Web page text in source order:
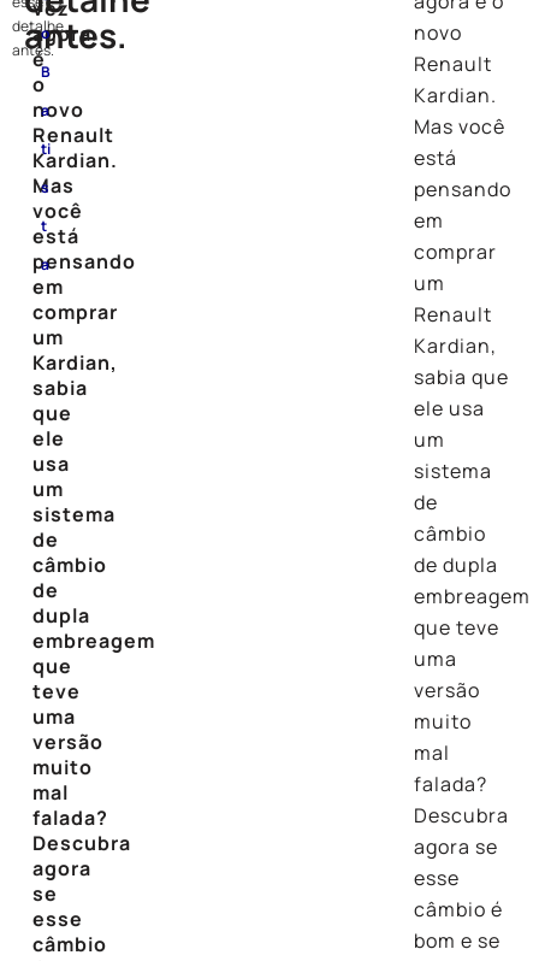
detalhe
antes.
antes.
vez
agora
é
o
novo
Renault
Kardian.
Mas
você
está
pensando
em
comprar
um
Kardian,
sabia
que
ele
usa
um
sistema
de
câmbio
de
dupla
embreagem
que
teve
uma
versão
muito
mal
falada?
Descubra
agora
se
esse
câmbio
o
B
a
ti
s
t
a
novo
Renault
Kardian.
Mas você
está
pensando
em
comprar
um
Renault
Kardian,
sabia que
ele usa
um
sistema
de
câmbio
de dupla
embreagem
que teve
uma
versão
muito
mal
falada?
Descubra
agora se
esse
câmbio é
bom e se